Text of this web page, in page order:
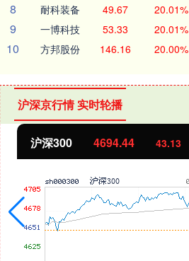
8 耐科装备 49.67 20.01%
9 一博科技 53.33 20.01%
10 方邦股份 146.16 20.00%
沪深京行情 实时轮播
沪深300 4694.44 43.13